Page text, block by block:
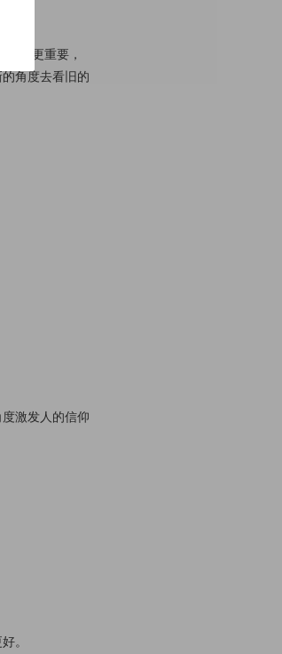
问题更重要，
角度去看旧的
激发人的信仰
。